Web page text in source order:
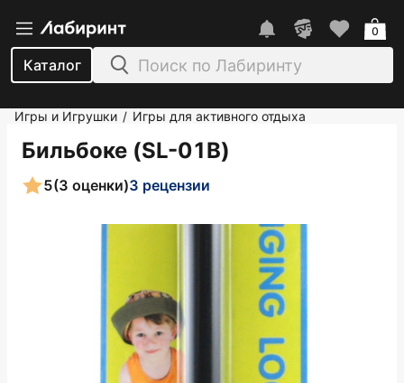
Каталог
0
Игры и Игрушки / Игры для активного отдыха
Бильбоке (SL-01B)
5(3 оценки)3 рецензии